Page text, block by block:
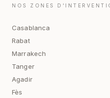
NOS ZONES
Casablanca
Rabat
Marrakech
Tanger
Agadir
Fès